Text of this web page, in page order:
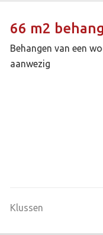
66 m2
Behangen van een
aanwezig
Klussen